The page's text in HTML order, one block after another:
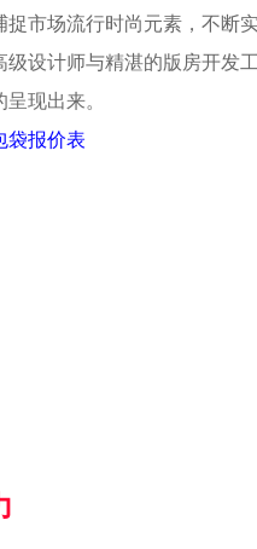
市场流行时尚元素，不断
设计师与精湛的版房开发
现出来。
袋报价表